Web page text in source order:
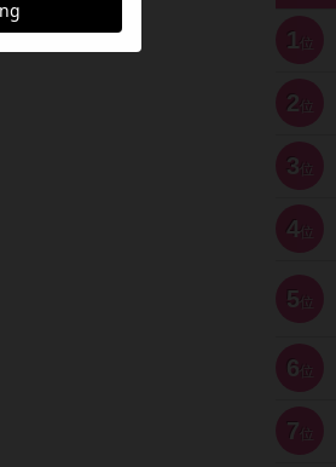
1 位
2 位
3 位
4位
5 位
6 位
7 位